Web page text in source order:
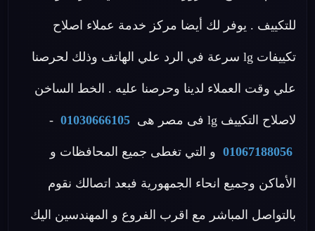
للتكييف . يوفر لك أيضا مركز خدمة عملاء اصلاح
تكييفات lg سرعة في الرد علي الهاتف وذلك لحرصنا
علي وقت العملاء لدينا وحرصنا عليه . الخط الساخن
لاصلاح التكييف lg فى مصر هى 01030666105
-
01067188056 و التي تغطى جميع المحافظات و
الأماكن وجميع انحاء الجمهورية فبعد اتصالك نقوم
بالتواصل المباشر مع اقرب الفروع و المهندسين اليك